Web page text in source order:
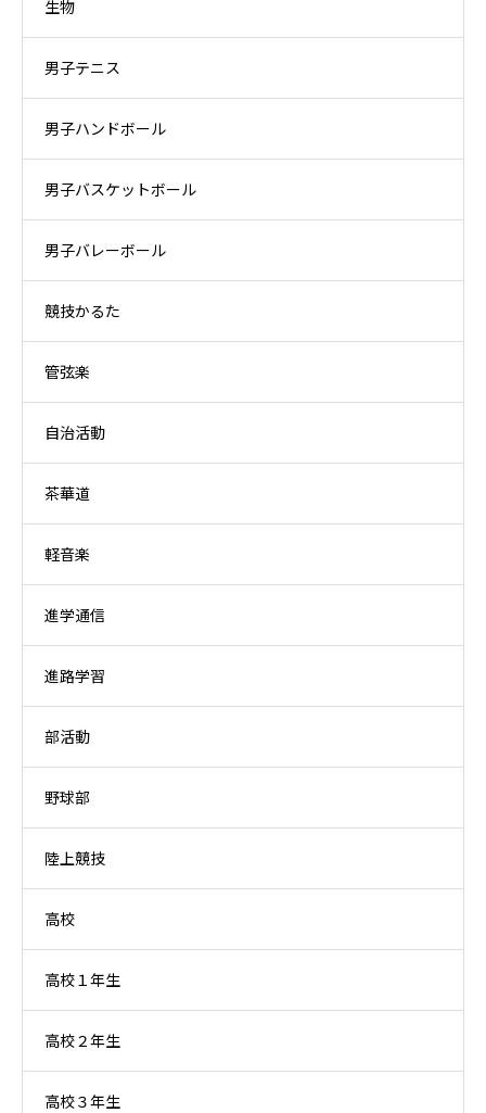
生物
男子テニス
男子ハンドボール
男子バスケットボール
男子バレーボール
競技かるた
管弦楽
自治活動
茶華道
軽音楽
進学通信
進路学習
部活動
野球部
陸上競技
高校
高校１年生
高校２年生
高校３年生